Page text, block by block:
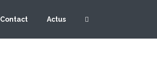
Contact Actus